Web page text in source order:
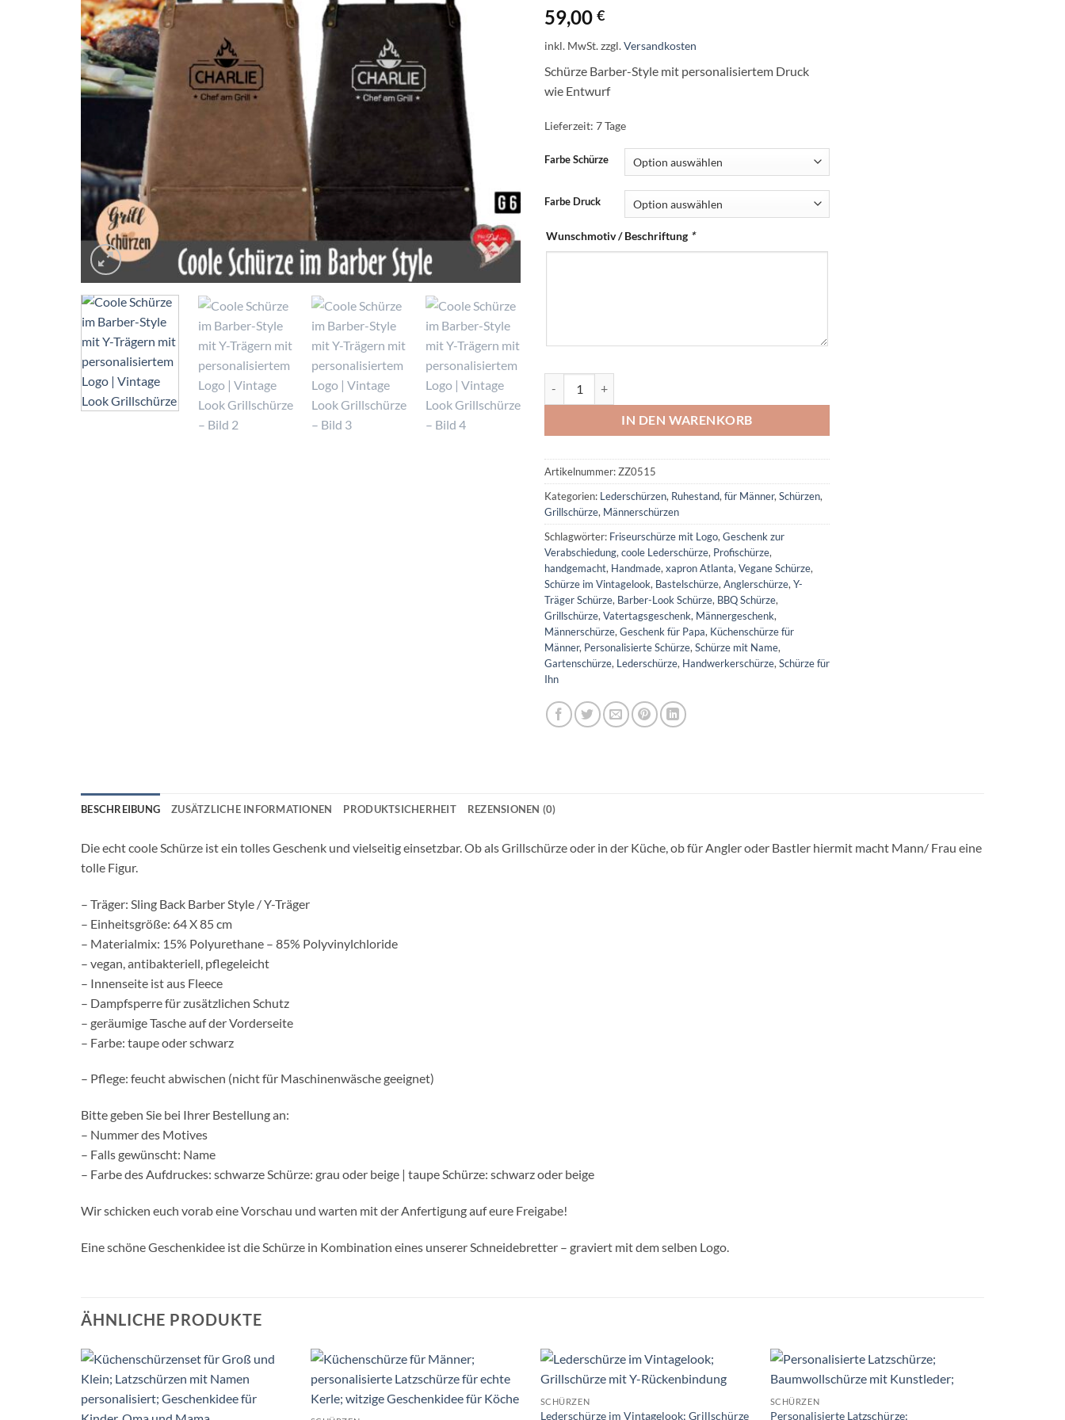
59,00 €
inkl. MwSt.zzgl.Versandkosten
Schürze Barber-Style mit personalisiertem Druck
wie Entwurf
Lieferzeit: 7 Tage
Farbe Schürze
Farbe Druck
Wunschmotiv / Beschriftung *
IN DEN WARENKORB
Artikelnummer:ZZ0515
Kategorien: Lederschürzen, Ruhestand, für Männer, Schürzen,
Grillschürze, Männerschürzen
Schlagwörter: Friseurschürze mit Logo, Geschenk zur
Verabschiedung, coole Lederschürze, Profischürze,
handgemacht, Handmade, xapron Atlanta, Vegane Schürze,
Schürze im Vintagelook, Bastelschürze, Anglerschürze, Y-
Träger Schürze, Barber-Look Schürze, BBQ Schürze,
Grillschürze, Vatertagsgeschenk, Männergeschenk,
Männerschürze, Geschenk für Papa, Küchenschürze für
Männer, Personalisierte Schürze, Schürze mit Name,
Gartenschürze, Lederschürze, Handwerkerschürze, Schürze für
Ihn
BESCHREIBUNG ZUSÄTZLICHE INFORMATIONEN PRODUKTSICHERHEIT REZENSIONEN (0)
Die echt coole Schürze ist ein tolles Geschenk und vielseitig einsetzbar. Ob als Grillschürze oder in der Küche, ob für Angler oder Bastler hiermit macht Mann/ Frau eine
tolle Figur.
– Träger: Sling Back Barber Style / Y-Träger
– Einheitsgröße: 64 X 85 cm
– Materialmix: 15% Polyurethane – 85% Polyvinylchloride
– vegan, antibakteriell, pflegeleicht
– Innenseite ist aus Fleece
– Dampfsperre für zusätzlichen Schutz
– geräumige Tasche auf der Vorderseite
– Farbe: taupe oder schwarz
– Pflege: feucht abwischen (nicht für Maschinenwäsche geeignet)
Bitte geben Sie bei Ihrer Bestellung an:
– Nummer des Motives
– Falls gewünscht: Name
– Farbe des Aufdruckes: schwarze Schürze: grau oder beige | taupe Schürze: schwarz oder beige
Wir schicken euch vorab eine Vorschau und warten mit der Anfertigung auf eure Freigabe!
Eine schöne Geschenkidee ist die Schürze in Kombination eines unserer Schneidebretter – graviert mit dem selben Logo.
ÄHNLICHE PRODUKTE
SCHÜRZEN
Lederschürze im Vintagelook; Grillschürze
SCHÜRZEN
Personalisierte Latzschürze;